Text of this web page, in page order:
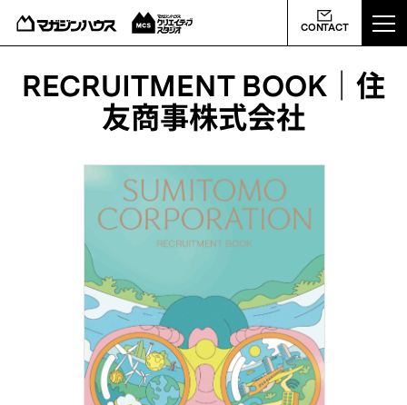
CONTACT
ABOUT US
MCS NEWS
WORKS
PROFILE
CONTACT
会社概要 ライバシーポリシー よくあるご質問
RECRUITMENT BOOK｜住
友商事株式会社